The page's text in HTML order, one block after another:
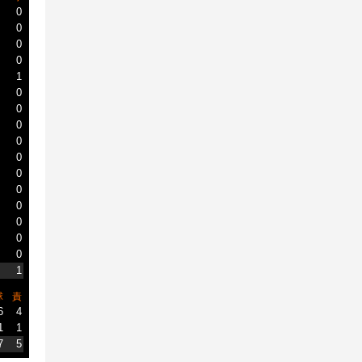
0
0
0
0
1
0
0
0
0
0
0
0
0
0
0
0
1
責
4
1
5